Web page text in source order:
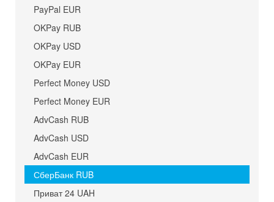
PayPal EUR
OKPay RUB
OKPay USD
OKPay EUR
Perfect Money USD
Perfect Money EUR
AdvCash RUB
AdvCash USD
AdvCash EUR
СберБанк RUB
Приват 24 UAH